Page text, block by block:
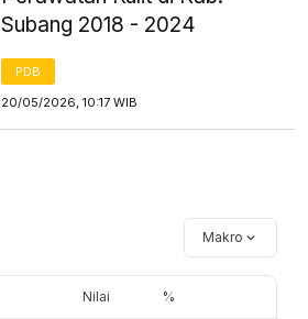
Subang 2018 - 2024
PDB
20/05/2026, 10:17 WIB
Makro
Nilai %